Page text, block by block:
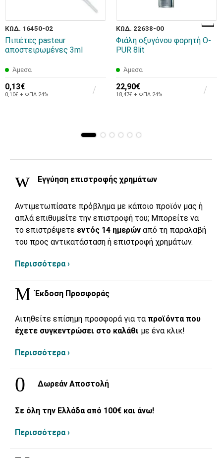
ΚΩΔ. 16450-02
Πιπέτες pasteur
αποστειρωμένες 3ml
Άμεσα
0,13€
0,10€ + ΦΠΑ 24%
ΚΩΔ. 22638-00
Φιάλη οξυγόνου φορητή O-
PUR 8lit
Άμεσα
22,90€
18,47€ + ΦΠΑ 24%
Εγγύηση επιστροφής χρημάτων
Αντιμετωπίσατε πρόβλημα με κάποιο προϊόν μας ή
απλά επιθυμείτε την επιστροφή του; Μπορείτε να
το επιστρέψετε εντός 14 ημερών από τη παραλαβή
του προς αντικατάσταση ή επιστροφή χρημάτων.
Περισσότερα ›
Έκδοση Προσφοράς
Αιτηθείτε επίσημη προσφορά για τα προϊόντα που
έχετε συγκεντρώσει στο καλάθι με ένα κλικ!
Περισσότερα ›
Δωρεάν Αποστολή
Σε όλη την Ελλάδα από 100€ και άνω!
Περισσότερα ›